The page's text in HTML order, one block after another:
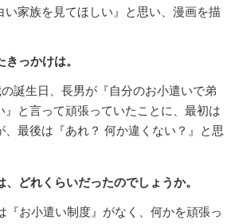
い家族を見てほしい』と思い、漫画を描
っかけは。
誕生日、長男が『自分のお小遣いで弟
』と言って頑張っていたことに、最初は
、最後は『あれ？ 何か違くない？』と思
どれくらいだったのでしょうか。
『お小遣い制度』がなく、何かを頑張っ